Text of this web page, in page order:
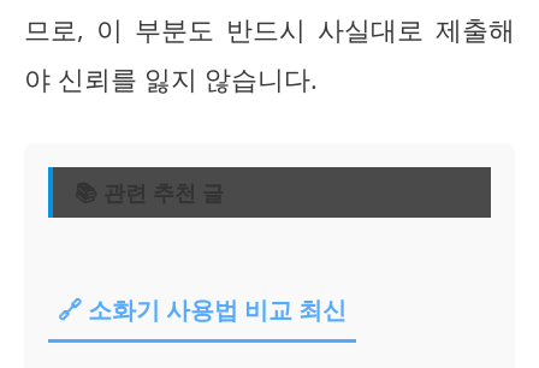
므로, 이 부분도 반드시 사실대로 제출해
야 신뢰를 잃지 않습니다.
📚 관련 추천 글
🔗 소화기 사용법 비교 최신